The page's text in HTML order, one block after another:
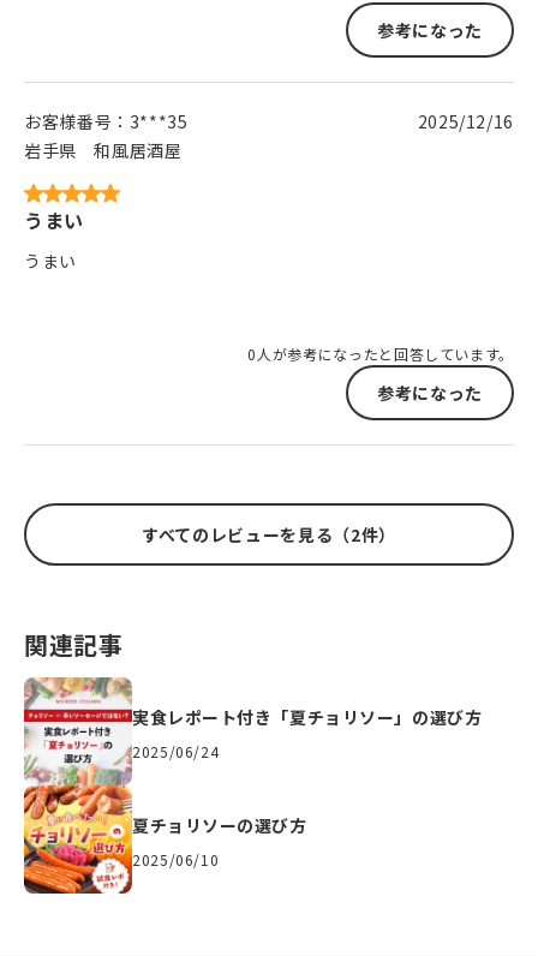
参考になった
お客様番号： 3***35
岩手県
和風居酒屋
2025/12/16
うまい
うまい
0人が参考になったと回答しています。
参考になった
すべてのレビューを見る（2件）
関連記事
実食レポート付き「夏チョリソー」の選び方
2025/06/24
夏チョリソーの選び方
2025/06/10